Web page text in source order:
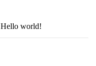
Hello world!